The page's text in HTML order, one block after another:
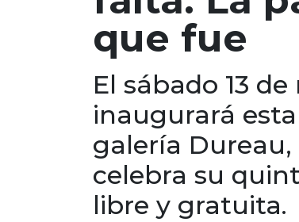
que fue
El sábado 13 de
inaugurará
galería Dureau,
celebra su
libre y gratuita.